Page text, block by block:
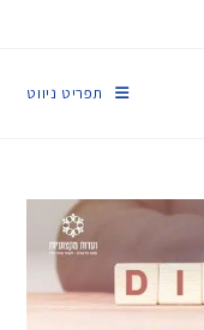
תפריט ניווט